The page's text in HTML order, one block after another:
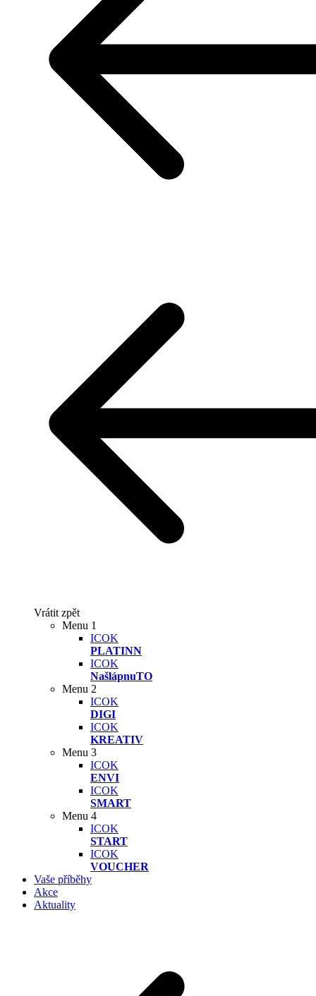
Vrátit zpět
Menu 1
ICOK
PLATINN
ICOK
NašlápnuTO
Menu 2
ICOK
DIGI
ICOK
KREATIV
Menu 3
ICOK
ENVI
ICOK
SMART
Menu 4
ICOK
START
ICOK
VOUCHER
Vaše příběhy
Akce
Aktuality